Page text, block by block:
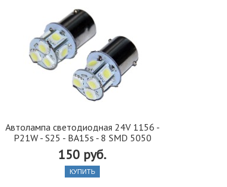
Автолампа cветодиодная 24V 1156 -
P21W - S25 - BA15s - 8 SMD 5050
150 руб.
КУПИТЬ